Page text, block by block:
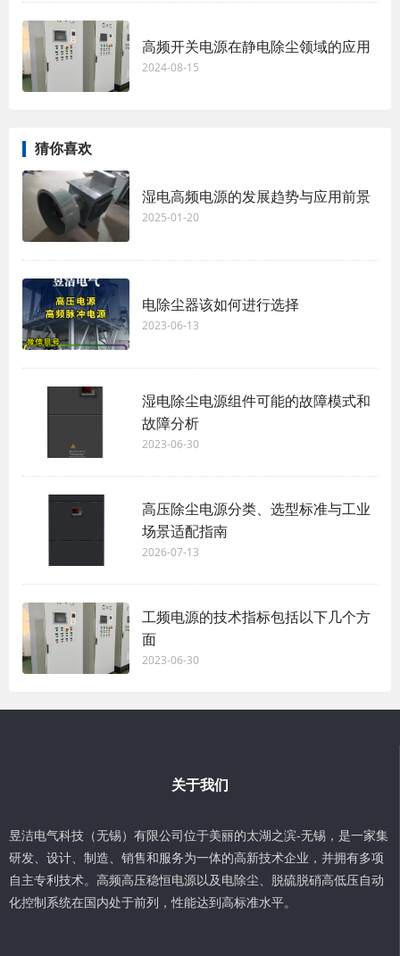
高频开关电源在静电除尘领域的应用
2024-08-15
猜你喜欢
湿电高频电源的发展趋势与应用前景
2025-01-20
电除尘器该如何进行选择
2023-06-13
湿电除尘电源组件可能的故障模式和
故障分析
2023-06-30
高压除尘电源分类、选型标准与工业
场景适配指南
2026-07-13
工频电源的技术指标包括以下几个方
面
2023-06-30
关于我们
昱洁电气科技（无锡）有限公司位于美丽的太湖之滨-无锡，是一家集
研发、设计、制造、销售和服务为一体的高新技术企业，并拥有多项
自主专利技术。高频高压稳恒电源以及电除尘、脱硫脱硝高低压自动
化控制系统在国内处于前列，性能达到高标准水平。